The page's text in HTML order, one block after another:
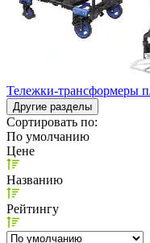
Тележки-трансформеры
Другие разделы
Сортировать по:
По умолчанию
Цене
Названию
Рейтингу